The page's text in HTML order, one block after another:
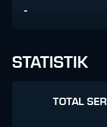
-
STATISTIK
TOTAL